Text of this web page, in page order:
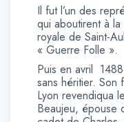
Il fut l’un des
qui aboutirent à
royale de Saint-
« Guerre Folle ».
Puis en avril
sans héritier. Son
Lyon revendiqua
Beaujeu, épouse